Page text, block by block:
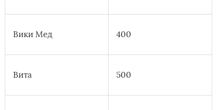
Вики Мед 400
Вита 500